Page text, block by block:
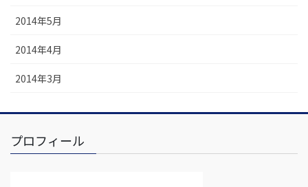
2014年5月
2014年4月
2014年3月
プロフィール